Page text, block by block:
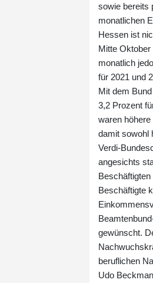
sowie bereits
monatlichen
Hessen ist
Mitte
monatlich
für 2021 und
Mit dem
3,2 Prozent
waren
damit sowohl
Verdi-
angesichts
Beschäftigte
gewünscht.
beruflichen
Udo